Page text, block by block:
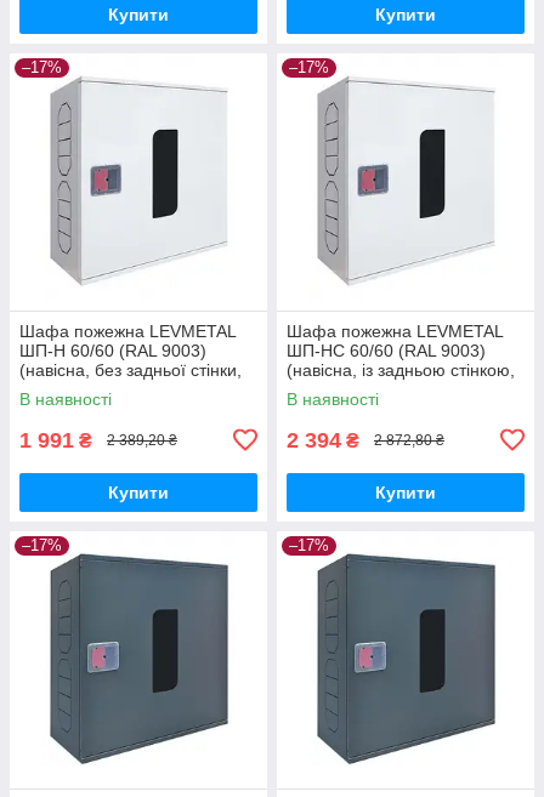
Купити Купити
–17%
Шафа пожежна LEVMETAL
ШП-Н 60/60 (RAL 9003)
(навісна, без задньої стінки,
біла, 600х600х230 мм)
В наявності
1 991 ₴ 2 389,20 ₴
Купити
–17%
Шафа пожежна LEVMETAL
ШП-НС 60/60 (RAL 9003)
(навісна, із задньою стінкою,
біла, 600х600х230 мм)
В наявності
2 394 ₴ 2 872,80 ₴
Купити
–17% –17%